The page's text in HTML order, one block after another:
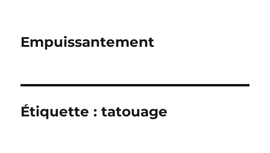
Empuissantement
Étiquette :tatouage